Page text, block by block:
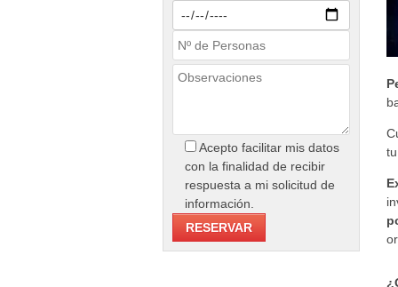
Acepto facilitar mis datos
con la finalidad de recibir
respuesta a mi solicitud de
información.
¿